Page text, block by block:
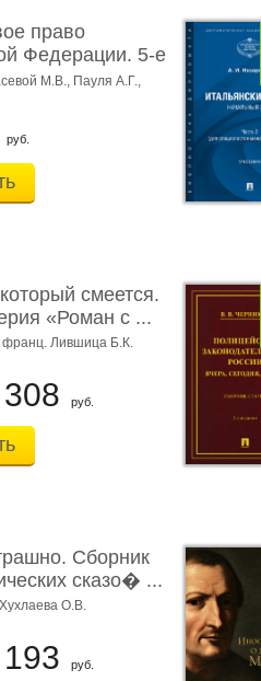
право
Федерации. 5-е
М.В., Пауля А.Г.,
руб.
смеется.
«Роман с ...
франц. Лившица Б.К.
308 руб.
Сборник
сказо� ...
О.В.
193 руб.